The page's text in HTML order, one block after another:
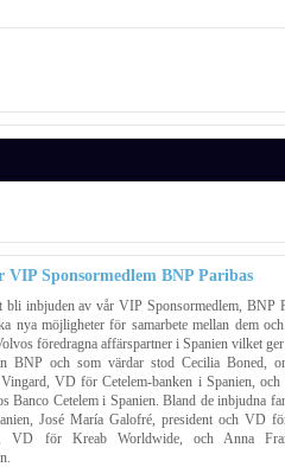
VIP Sponsormedlem BNP Paribas
bli inbjuden av vår VIP Sponsormedlem, BNP
nya möjligheter för samarbete mellan dem
föredragna affärspartner i Spanien vilket
BNP och som värdar stod Cecilia Boned,
VD för Cetelem-banken i Spanien,
Banco Cetelem i Spanien. Bland de inbjudna
José María Galofré, president och VD
VD för Kreab Worldwide, och Anna